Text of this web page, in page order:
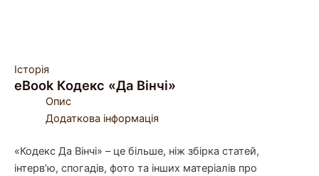
Історія
eBook Кодекс «Да Вінчі»
Опис
Додаткова інформація
«Кодекс Да Вінчі» – це більше, ніж збірка статей,
інтерв’ю, спогадів, фото та інших матеріалів про